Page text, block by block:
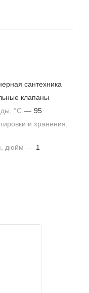
сантехника
клапаны
°С — 95
и хранения,
дюйм — 1